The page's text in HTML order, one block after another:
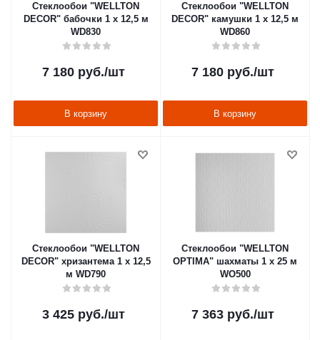
Стеклообои "WELLTON
DECOR" бабочки 1 х 12,5 м
WD830
7 180руб./шт
В корзину
Стеклообои "WELLTON
DECOR" камушки 1 х 12,5 м
WD860
7 180руб./шт
В корзину
Стеклообои "WELLTON
DECOR" хризантема 1 х 12,5
м WD790
3 425руб./шт
Стеклообои "WELLTON
OPTIMA" шахматы 1 х 25 м
WO500
7 363руб./шт